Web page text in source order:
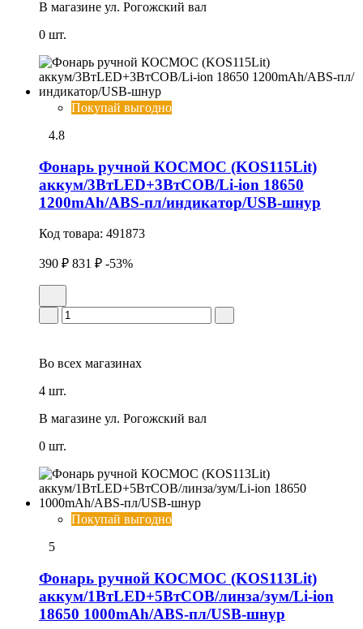
В магазине ул. Рогожский вал
0 шт.
Покупай выгодно
4.8
Фонарь ручной КОСМОС (KOS115Lit)
аккум/3ВтLED+3ВтCOB/Li-ion 18650
1200mAh/ABS-пл/индикатор/USB-шнур
Код товара: 491873
390 ₽ 831 ₽ -53%
Во всех магазинах
4 шт.
В магазине ул. Рогожский вал
0 шт.
Покупай выгодно
5
Фонарь ручной КОСМОС (KOS113Lit)
аккум/1ВтLED+5ВтCOB/линза/зум/Li-ion
18650 1000mAh/ABS-пл/USB-шнур